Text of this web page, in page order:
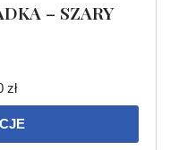
– SZARY
zł